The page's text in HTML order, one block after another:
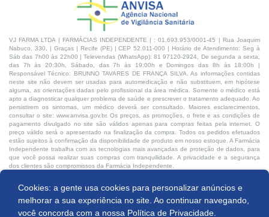
Produto indisponível
Cookies: a gente usa cookies para personalizar anúncios e
melhorar a sua experiência no site. Ao continuar navegando,
você concorda com a nossa Política de Privacidade.
VJ FARMA LTDA | FARMÁCIAS INDEPENDENTE | : 01.693.953/0001-45 | Rua Joaquim
Nabuco, 330, | Graças | Recife (PE) | CEP 52.011-000 | Horário de Atendimento: Seg à
Sáb das 7h00 às 22h00 | Televendas (WhatsApp): 81 97120-2924, De segunda a sexta,
das 7h às 20:30h, Sábado, das 7h às 19:00h e Domingos das 8h às 18:00h |
Responsável Técnico: BRUNNO TAVARES DE FRANÇA SILVA. As informações contidas
neste site não devem ser usadas para automedicação e não substituem, em hipótese
alguma, as orientações dadas pelo profissional da área médica. Somente o médico está
apto a diagnosticar qualquer problema de saúde e prescrever o tratamento adequado. Ao
persistirem os sintomas, um médico deverá ser consultado. Maiores esclarecimentos,
consultar o site: www.anvisa.gov.br. Os preços, as promoções, o frete e as condições de
pagamento divulgado no site são válidos apenas para compras feitas pela internet. O
preço válido será o apresentado na finalização da compra. Todos os pedidos efetuados
estão sujeitos à confirmação da disponibilidade de produto em nosso estoque. A Farmácia
Independente trabalha com as tecnologias mais avançadas de proteção de dados, para
que você possa realizar suas compras com tranquilidade. A privacidade e a segurança
dos clientes são compromissos da Farmácia Independente.
Desenvolvido por: